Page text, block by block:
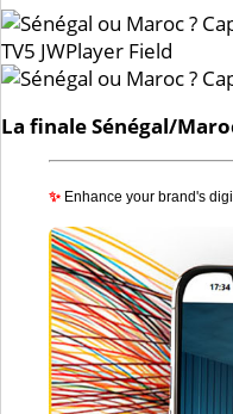
TV5 JWPlayer Field
La finale Sénégal/
✨ Enhance your brand's